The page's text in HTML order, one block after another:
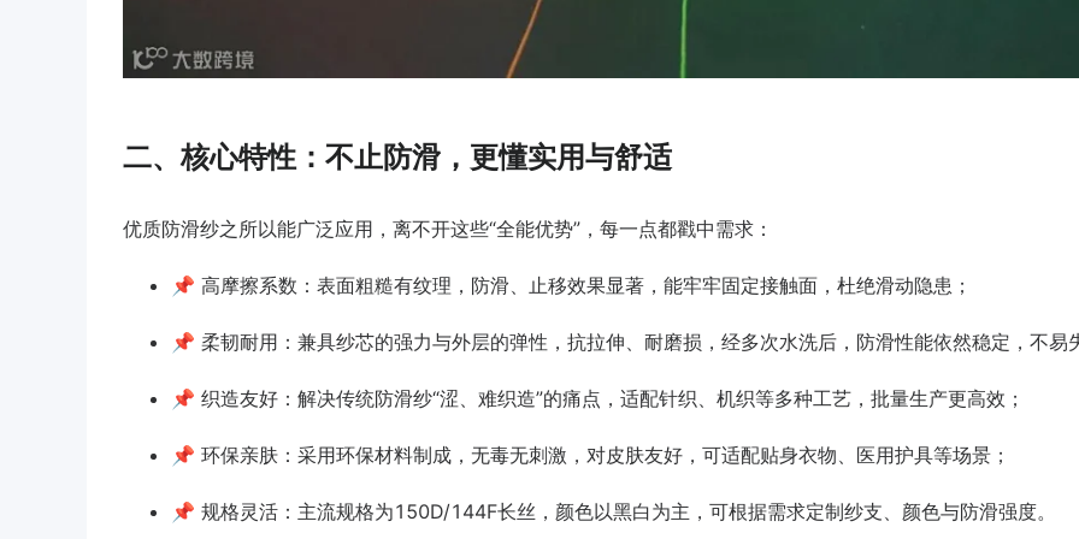
二、核心特性：不止防滑，更懂实用与舒适
优质防滑纱之所以能广泛应用，离不开这些“全能优势”，每一点都戳中需求：
📌 高摩擦系数：表面粗糙有纹理，防滑、止移效果显著，能牢牢固定接触面，杜绝滑动隐患；
📌 柔韧耐用：兼具纱芯的强力与外层的弹性，抗拉伸、耐磨损，经多次水洗后，防滑性能依然稳定，不易
📌 织造友好：解决传统防滑纱“涩、难织造”的痛点，适配针织、机织等多种工艺，批量生产更高效；
📌 环保亲肤：采用环保材料制成，无毒无刺激，对皮肤友好，可适配贴身衣物、医用护具等场景；
📌 规格灵活：主流规格为150D/144F长丝，颜色以黑白为主，可根据需求定制纱支、颜色与防滑强度。